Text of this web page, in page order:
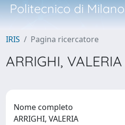
Politecnico di Milano
IRIS Pagina ricercatore
ARRIGHI, VALERIA
Nome completo
ARRIGHI, VALERIA